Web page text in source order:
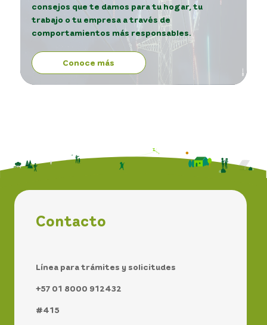
consejos que te damos para tu hogar, tu
trabajo o tu empresa a través de
comportamientos más responsables.
Conoce más
Contacto
Línea para trámites y solicitudes
+57 01 8000 912432
#415